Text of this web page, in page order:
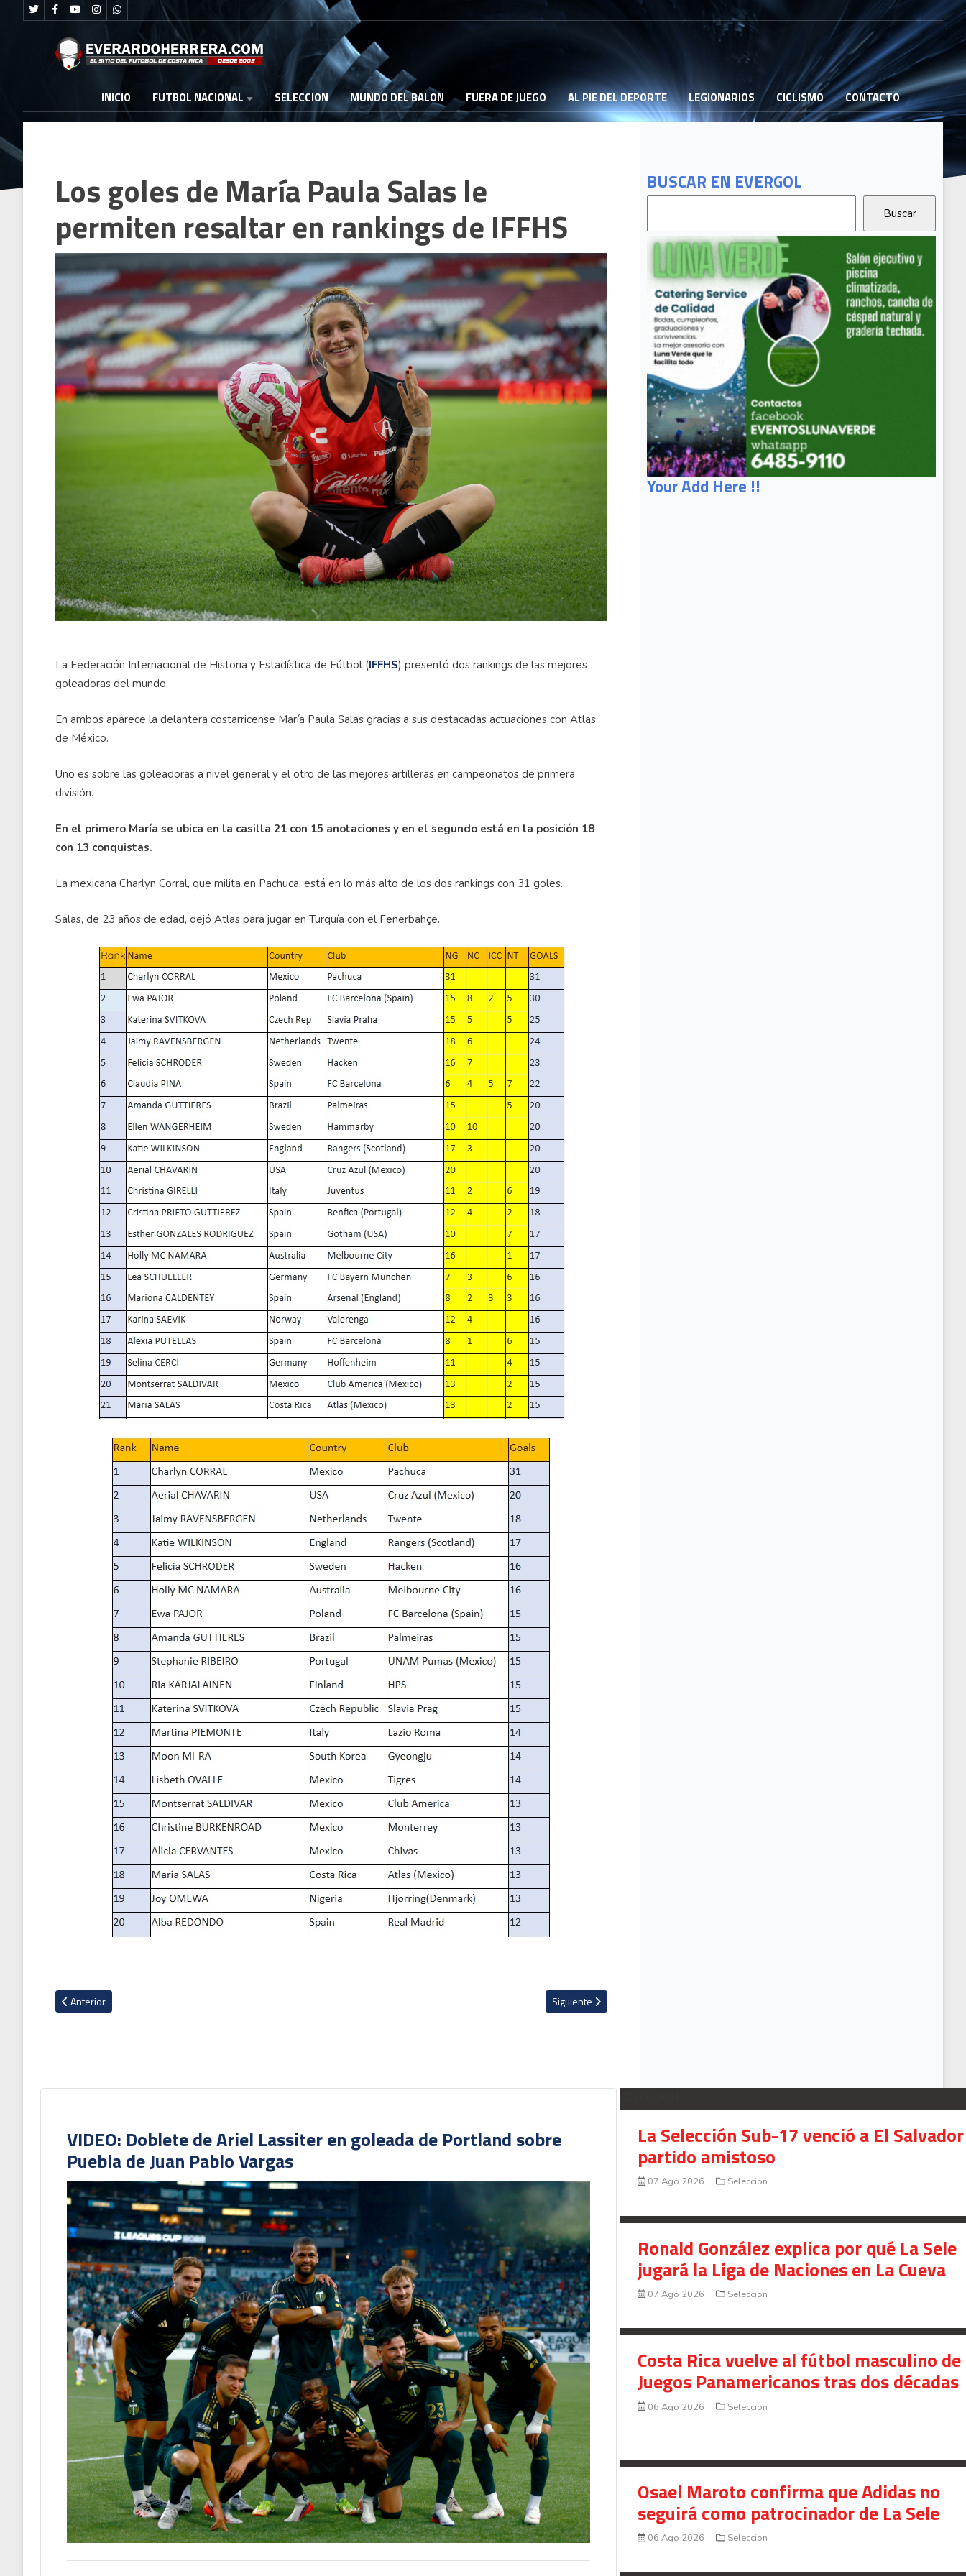
INICIO FUTBOL NACIONAL SELECCION MUNDO DEL BALON FUERA DE JUEGO AL PIE DEL DEPORTE LEGIONARIOS CICLISMO CONTACTO
BUSCAR EN EVERGOL
Your Add Here !!
Los goles de María Paula Salas le
permiten resaltar en rankings de IFFHS
La Federación Internacional de Historia y Estadística de Fútbol (IFFHS) presentó dos rankings de las mejores
goleadoras del mundo.
En ambos aparece la delantera costarricense María Paula Salas gracias a sus destacadas actuaciones con Atlas
de México.
Uno es sobre las goleadoras a nivel general y el otro de las mejores artilleras en campeonatos de primera
división.
En el primero María se ubica en la casilla 21 con 15 anotaciones y en el segundo está en la posición 18
con 13 conquistas.
La mexicana Charlyn Corral, que milita en Pachuca, está en lo más alto de los dos rankings con 31 goles.
Salas, de 23 años de edad, dejó Atlas para jugar en Turquía con el Fenerbahçe.
Artículo anterior: Ariel Lassiter fue punto alto en victoria de Portland Timbers ante Querétaro
Anterior Artículo siguiente: Efraín Juárez sale en defensa de Keylor Navas: "Hasta al más grande le pasa"
Siguiente
VIDEO: Doblete de Ariel Lassiter en goleada de Portland sobre
Puebla de Juan Pablo Vargas
La Selección Sub-17 venció a El
partido amistoso
07 Ago 2026 Seleccion
Ronald González explica por qué La Sele
jugará la Liga de Naciones en La Cueva
07 Ago 2026 Seleccion
Costa Rica vuelve al fútbol masculino
Juegos Panamericanos tras dos décadas
06 Ago 2026 Seleccion
Osael Maroto confirma que Adidas no
seguirá como patrocinador de La Sele
06 Ago 2026 Seleccion